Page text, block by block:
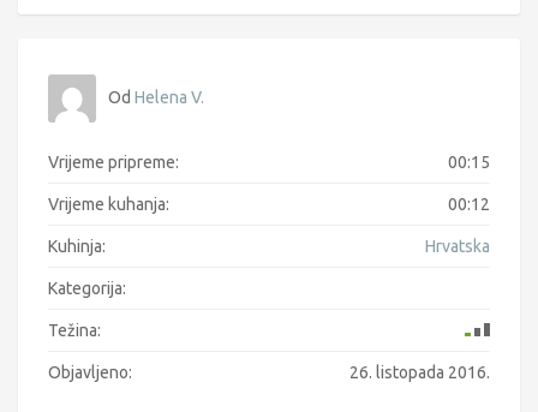
Od Helena V.
Vrijeme pripreme: 00:15
Vrijeme kuhanja: 00:12
Kuhinja: Hrvatska
Kategorija:
Težina:
Objavljeno: 26. listopada 2016.